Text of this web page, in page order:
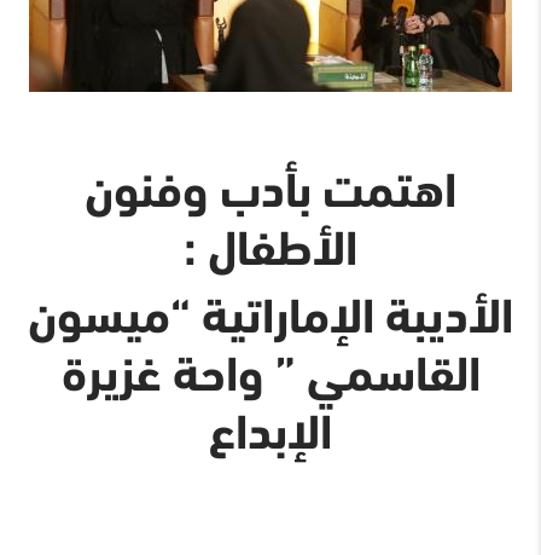
اهتمت بأدب وفنون
الأطفال :
الأديبة الإماراتية “ميسون
القاسمي ” واحة غزيرة
الإبداع